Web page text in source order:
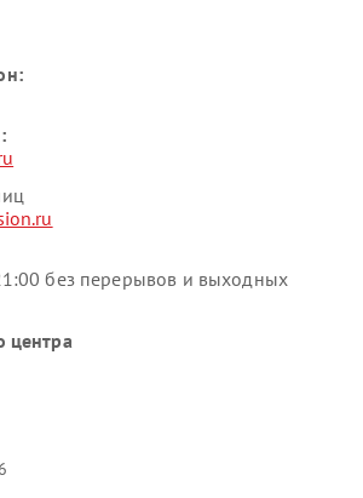
без перерывов и выходных
центра